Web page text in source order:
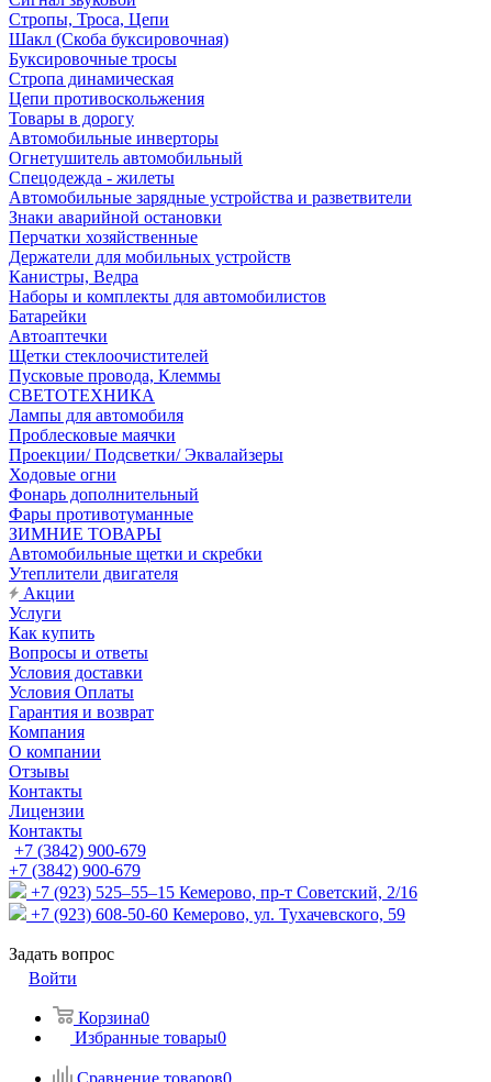
Стропы, Троса, Цепи
Шакл (Скоба буксировочная)
Буксировочные тросы
Стропа динамическая
Цепи противоскольжения
Товары в дорогу
Автомобильные инверторы
Огнетушитель автомобильный
Спецодежда - жилеты
Автомобильные зарядные устройства и разветвители
Знаки аварийной остановки
Перчатки хозяйственные
Держатели для мобильных устройств
Канистры, Ведра
Наборы и комплекты для автомобилистов
Батарейки
Автоаптечки
Щетки стеклоочистителей
Пусковые провода, Клеммы
СВЕТОТЕХНИКА
Лампы для автомобиля
Проблесковые маячки
Проекции/ Подсветки/ Эквалайзеры
Ходовые огни
Фонарь дополнительный
Фары противотуманные
ЗИМНИЕ ТОВАРЫ
Автомобильные щетки и скребки
Утеплители двигателя
Акции
Услуги
Как купить
Вопросы и ответы
Условия доставки
Условия Оплаты
Гарантия и возврат
Компания
О компании
Отзывы
Контакты
Лицензии
Контакты
+7 (3842) 900-679
+7 (3842) 900-679
+7 (923) 525–55–15 Кемерово, пр-т Советский, 2/16
+7 (923) 608-50-60 Кемерово, ул. Тухачевского, 59
Задать вопрос
Войти
Корзина0
Избранные товары0
Сравнение товаров0